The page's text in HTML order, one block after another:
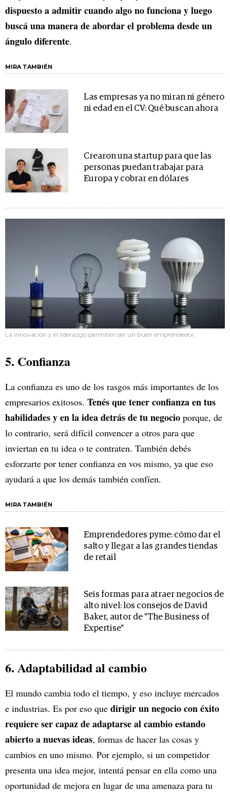
dispuesto a admitir cuando algo no funciona y luego
buscá una manera de abordar el problema desde un
ángulo diferente.
MIRA TAMBIÉN
Las empresas ya no miran ni género
ni edad en el CV: Qué buscan ahora
Crearon una startup para que las
personas puedan trabajar para
Europa y cobrar en dólares
La innovación y el liderazgo permiten ser un buen emprendedor.
5. Confianza
La confianza es uno de los rasgos más importantes de los
empresarios exitosos. Tenés que tener confianza en tus
habilidades y en la idea detrás de tu negocio porque, de
lo contrario, será difícil convencer a otros para que
inviertan en tu idea o te contraten. También debés
esforzarte por tener confianza en vos mismo, ya que eso
ayudará a que los demás también confíen.
MIRA TAMBIÉN
Emprendedores pyme: cómo dar el
salto y llegar a las grandes tiendas
de retail
Seis formas para atraer negocios de
alto nivel: los consejos de David
Baker, autor de "The Business of
Expertise"
6. Adaptabilidad al cambio
El mundo cambia todo el tiempo, y eso incluye mercados
e industrias. Es por eso que dirigir un negocio con éxito
requiere ser capaz de adaptarse al cambio estando
abierto a nuevas ideas, formas de hacer las cosas y
cambios en uno mismo. Por ejemplo, si un competidor
presenta una idea mejor, intentá pensar en ella como una
oportunidad de mejora en lugar de una amenaza para tu